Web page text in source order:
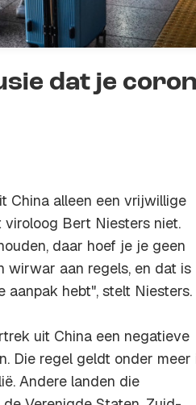
dat je
China alleen een vrijwillige
Bert Niesters niet.
daar hoef je je geen
wirwar aan regels, en dat is
aanpak hebt", stelt Niesters.
uit China een negatieve
Die regel geldt onder meer
Andere landen die